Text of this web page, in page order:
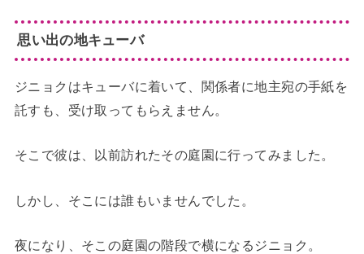
思い出の地キューバ
ジニョクはキューバに着いて、関係者に地主宛の手紙を
託すも、受け取ってもらえません。
そこで彼は、以前訪れたその庭園に行ってみました。
しかし、そこには誰もいませんでした。
夜になり、そこの庭園の階段で横になるジニョク。